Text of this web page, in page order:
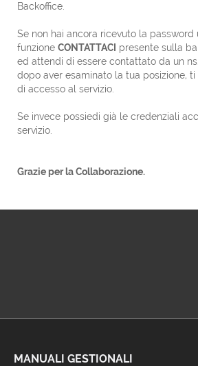
Backoffice.
Se non hai ancora ricevuto la password
funzione CONTATTACI presente sulla
ed attendi di essere contattato da un
dopo aver esaminato la tua posizione,
di accesso al servizio.
Se invece possiedi già le credenziali
servizio.
Grazie per la Collaborazione.
MANUALI GESTIONALI